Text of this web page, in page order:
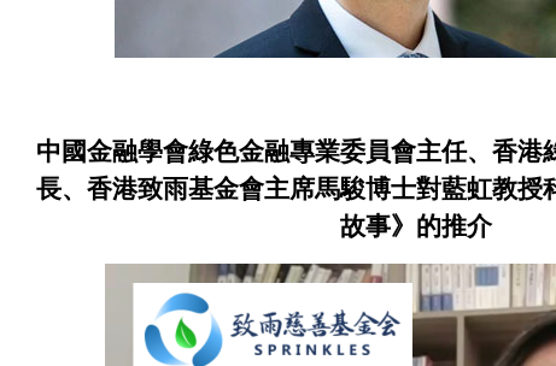
中國金融學會綠色金融專業委員會主任、香港
長、香港致雨基金會主席馬駿博士對藍虹教授
故事》的推介